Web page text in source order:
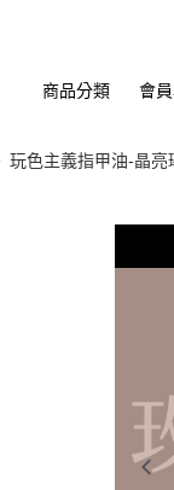
商品分類 會
玩色主義指甲油-晶